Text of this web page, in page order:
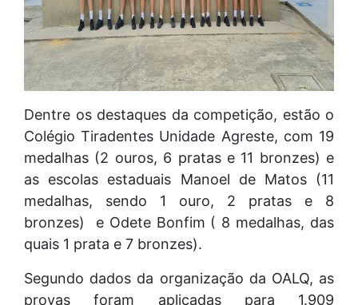
Dentre os destaques da competição, estão o
Colégio Tiradentes Unidade Agreste, com 19
medalhas (2 ouros, 6 pratas e 11 bronzes) e
as escolas estaduais Manoel de Matos (11
medalhas, sendo 1 ouro, 2 pratas e 8
bronzes) e Odete Bonfim ( 8 medalhas, das
quais 1 prata e 7 bronzes).
Segundo dados da organização da OALQ, as
provas foram aplicadas para 1.909